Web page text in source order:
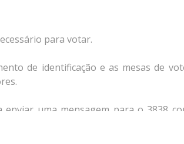
para votar.
de identificação e as mesas de
uma mensagem para o 3838